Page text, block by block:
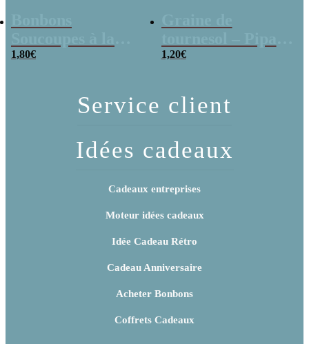
poudre (x20)
1,80€
x 3
1,20€
Service client
Idées cadeaux
Cadeaux entreprises
Moteur idées cadeaux
Idée Cadeau Rétro
Cadeau Anniversaire
Acheter Bonbons
Coffrets Cadeaux